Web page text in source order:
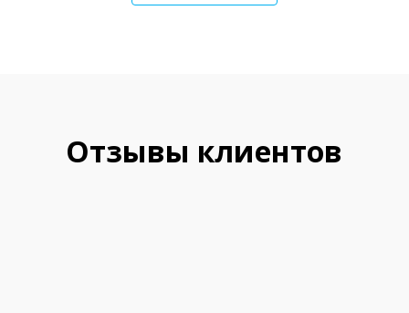
Отзывы клиентов